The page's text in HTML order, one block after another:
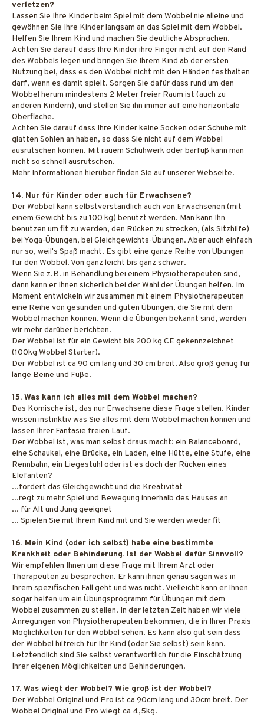
verletzen?
Lassen Sie Ihre Kinder beim Spiel mit dem Wobbel nie alleine und
gewöhnen Sie Ihre Kinder langsam an das Spiel mit dem Wobbel.
Helfen Sie Ihrem Kind und machen Sie deutliche Absprachen.
Achten Sie darauf dass Ihre Kinder ihre Finger nicht auf den Rand
des Wobbels legen und bringen Sie Ihrem Kind ab der ersten
Nutzung bei, dass es den Wobbel nicht mit den Händen festhalten
darf, wenn es damit spielt. Sorgen Sie dafür dass rund um den
Wobbel herum mindestens 2 Meter freier Raum ist (auch zu
anderen Kindern), und stellen Sie ihn immer auf eine horizontale
Oberfläche.
Achten Sie darauf dass Ihre Kinder keine Socken oder Schuhe mit
glatten Sohlen an haben, so dass Sie nicht auf dem Wobbel
ausrutschen können. Mit rauem Schuhwerk oder barfuß kann man
nicht so schnell ausrutschen.
Mehr Informationen hierüber finden Sie auf unserer Webseite.
14. Nur für Kinder oder auch für Erwachsene?
Der Wobbel kann selbstverständlich auch von Erwachsenen (mit
einem Gewicht bis zu 100 kg) benutzt werden. Man kann Ihn
benutzen um fit zu werden, den Rücken zu strecken, (als Sitzhilfe)
bei Yoga-Übungen, bei Gleichgewichts-Übungen. Aber auch einfach
nur so, weil's Spaß macht. Es gibt eine ganze Reihe von Übungen
für den Wobbel. Von ganz leicht bis ganz schwer.
Wenn Sie z.B. in Behandlung bei einem Physiotherapeuten sind,
dann kann er Ihnen sicherlich bei der Wahl der Übungen helfen. Im
Moment entwickeln wir zusammen mit einem Physiotherapeuten
eine Reihe von gesunden und guten Übungen, die Sie mit dem
Wobbel machen können. Wenn die Übungen bekannt sind, werden
wir mehr darüber berichten.
Der Wobbel ist für ein Gewicht bis 200 kg CE gekennzeichnet
(100kg Wobbel Starter).
Der Wobbel ist ca 90 cm lang und 30 cm breit. Also groß genug für
lange Beine und Füße.
15. Was kann ich alles mit dem Wobbel machen?
Das Komische ist, das nur Erwachsene diese Frage stellen. Kinder
wissen instinktiv was Sie alles mit dem Wobbel machen können und
lassen Ihrer Fantasie freien Lauf.
Der Wobbel ist, was man selbst draus macht: ein Balanceboard,
eine Schaukel, eine Brücke, ein Laden, eine Hütte, eine Stufe, eine
Rennbahn, ein Liegestuhl oder ist es doch der Rücken eines
Elefanten?
...fördert das Gleichgewicht und die Kreativität
...regt zu mehr Spiel und Bewegung innerhalb des Hauses an
... für Alt und Jung geeignet
... Spielen Sie mit Ihrem Kind mit und Sie werden wieder fit
16. Mein Kind (oder ich selbst) habe eine bestimmte
Krankheit oder Behinderung. Ist der Wobbel dafür Sinnvoll?
Wir empfehlen Ihnen um diese Frage mit Ihrem Arzt oder
Therapeuten zu besprechen. Er kann ihnen genau sagen was in
Ihrem spezifischen Fall geht und was nicht. Vielleicht kann er Ihnen
sogar helfen um ein Übungsprogramm für Übungen mit dem
Wobbel zusammen zu stellen. In der letzten Zeit haben wir viele
Anregungen von Physiotherapeuten bekommen, die in Ihrer Praxis
Möglichkeiten für den Wobbel sehen. Es kann also gut sein dass
der Wobbel hilfreich für Ihr Kind (oder Sie selbst) sein kann.
Letztendlich sind Sie selbst verantwortlich für die Einschätzung
Ihrer eigenen Möglichkeiten und Behinderungen.
17. Was wiegt der Wobbel? Wie groß ist der Wobbel?
Der Wobbel Original und Pro ist ca 90cm lang und 30cm breit. Der
Wobbel Original und Pro wiegt ca 4,5kg.